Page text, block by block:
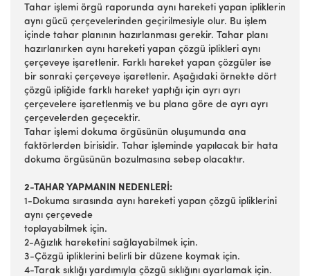
Tahar işlemi örgü raporunda aynı hareketi yapan ipliklerin
aynı gücü çerçevelerinden geçirilmesiyle olur. Bu işlem
içinde tahar planının hazırlanması gerekir. Tahar planı
hazırlanırken aynı hareketi yapan çözgü iplikleri aynı
çerçeveye işaretlenir. Farklı hareket yapan çözgüler ise
bir sonraki çerçeveye işaretlenir. Aşağıdaki örnekte dört
çözgü ipliğide farklı hareket yaptığı için ayrı ayrı
çerçevelere işaretlenmiş ve bu plana göre de ayrı ayrı
çerçevelerden geçecektir.
Tahar işlemi dokuma örgüsünün oluşumunda ana
faktörlerden birisidir. Tahar işleminde yapılacak bir hata
dokuma örgüsünün bozulmasına sebep olacaktır.
2-TAHAR YAPMANIN NEDENLERİ:
1-Dokuma sırasında aynı hareketi yapan çözgü ipliklerini
aynı çerçevede
toplayabilmek için.
2-Ağızlık hareketini sağlayabilmek için.
3-Çözgü ipliklerini belirli bir düzene koymak için.
4-Tarak sıklığı yardımıyla çözgü sıklığını ayarlamak için.